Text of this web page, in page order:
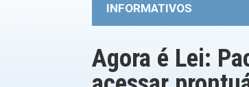
INFORMATIVOS
Agora é Lei: